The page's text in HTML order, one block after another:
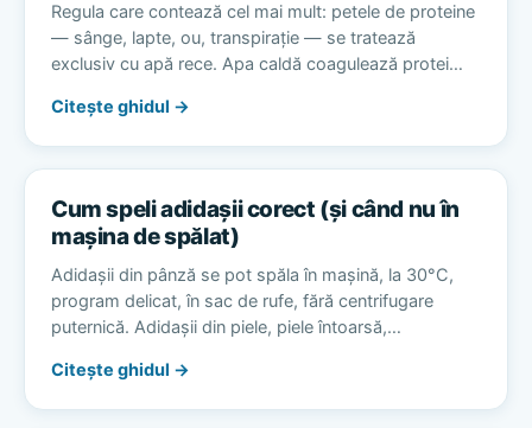
Regula care contează cel mai mult: petele de proteine
— sânge, lapte, ou, transpirație — se tratează
exclusiv cu apă rece. Apa caldă coagulează protei…
Citește ghidul →
Cum speli adidașii corect (și când nu în
mașina de spălat)
Adidașii din pânză se pot spăla în mașină, la 30°C,
program delicat, în sac de rufe, fără centrifugare
puternică. Adidașii din piele, piele întoarsă,…
Citește ghidul →